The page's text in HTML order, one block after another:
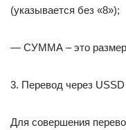
(указывается без «8»);
— СУММА – это размер
3. Перевод через
Для совершения